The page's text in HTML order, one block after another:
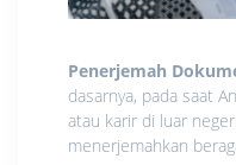
Penerjemah
dasarnya, pada saat
atau karir di luar
menerjemahkan